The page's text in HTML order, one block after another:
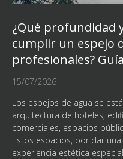
¿Qué profundidad
cumplir un espejo
profesionales?
15/07/2026
Los espejos de agua se
arquitectura de hoteles,
comerciales, espacios
Estos espacios, por dar
experiencia estética